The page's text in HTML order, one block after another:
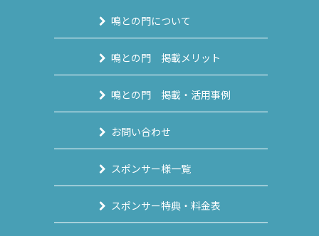
鳴との門について
鳴との門 掲載メリット
鳴との門 掲載・活用事例
お問い合わせ
スポンサー様一覧
スポンサー特典・料金表